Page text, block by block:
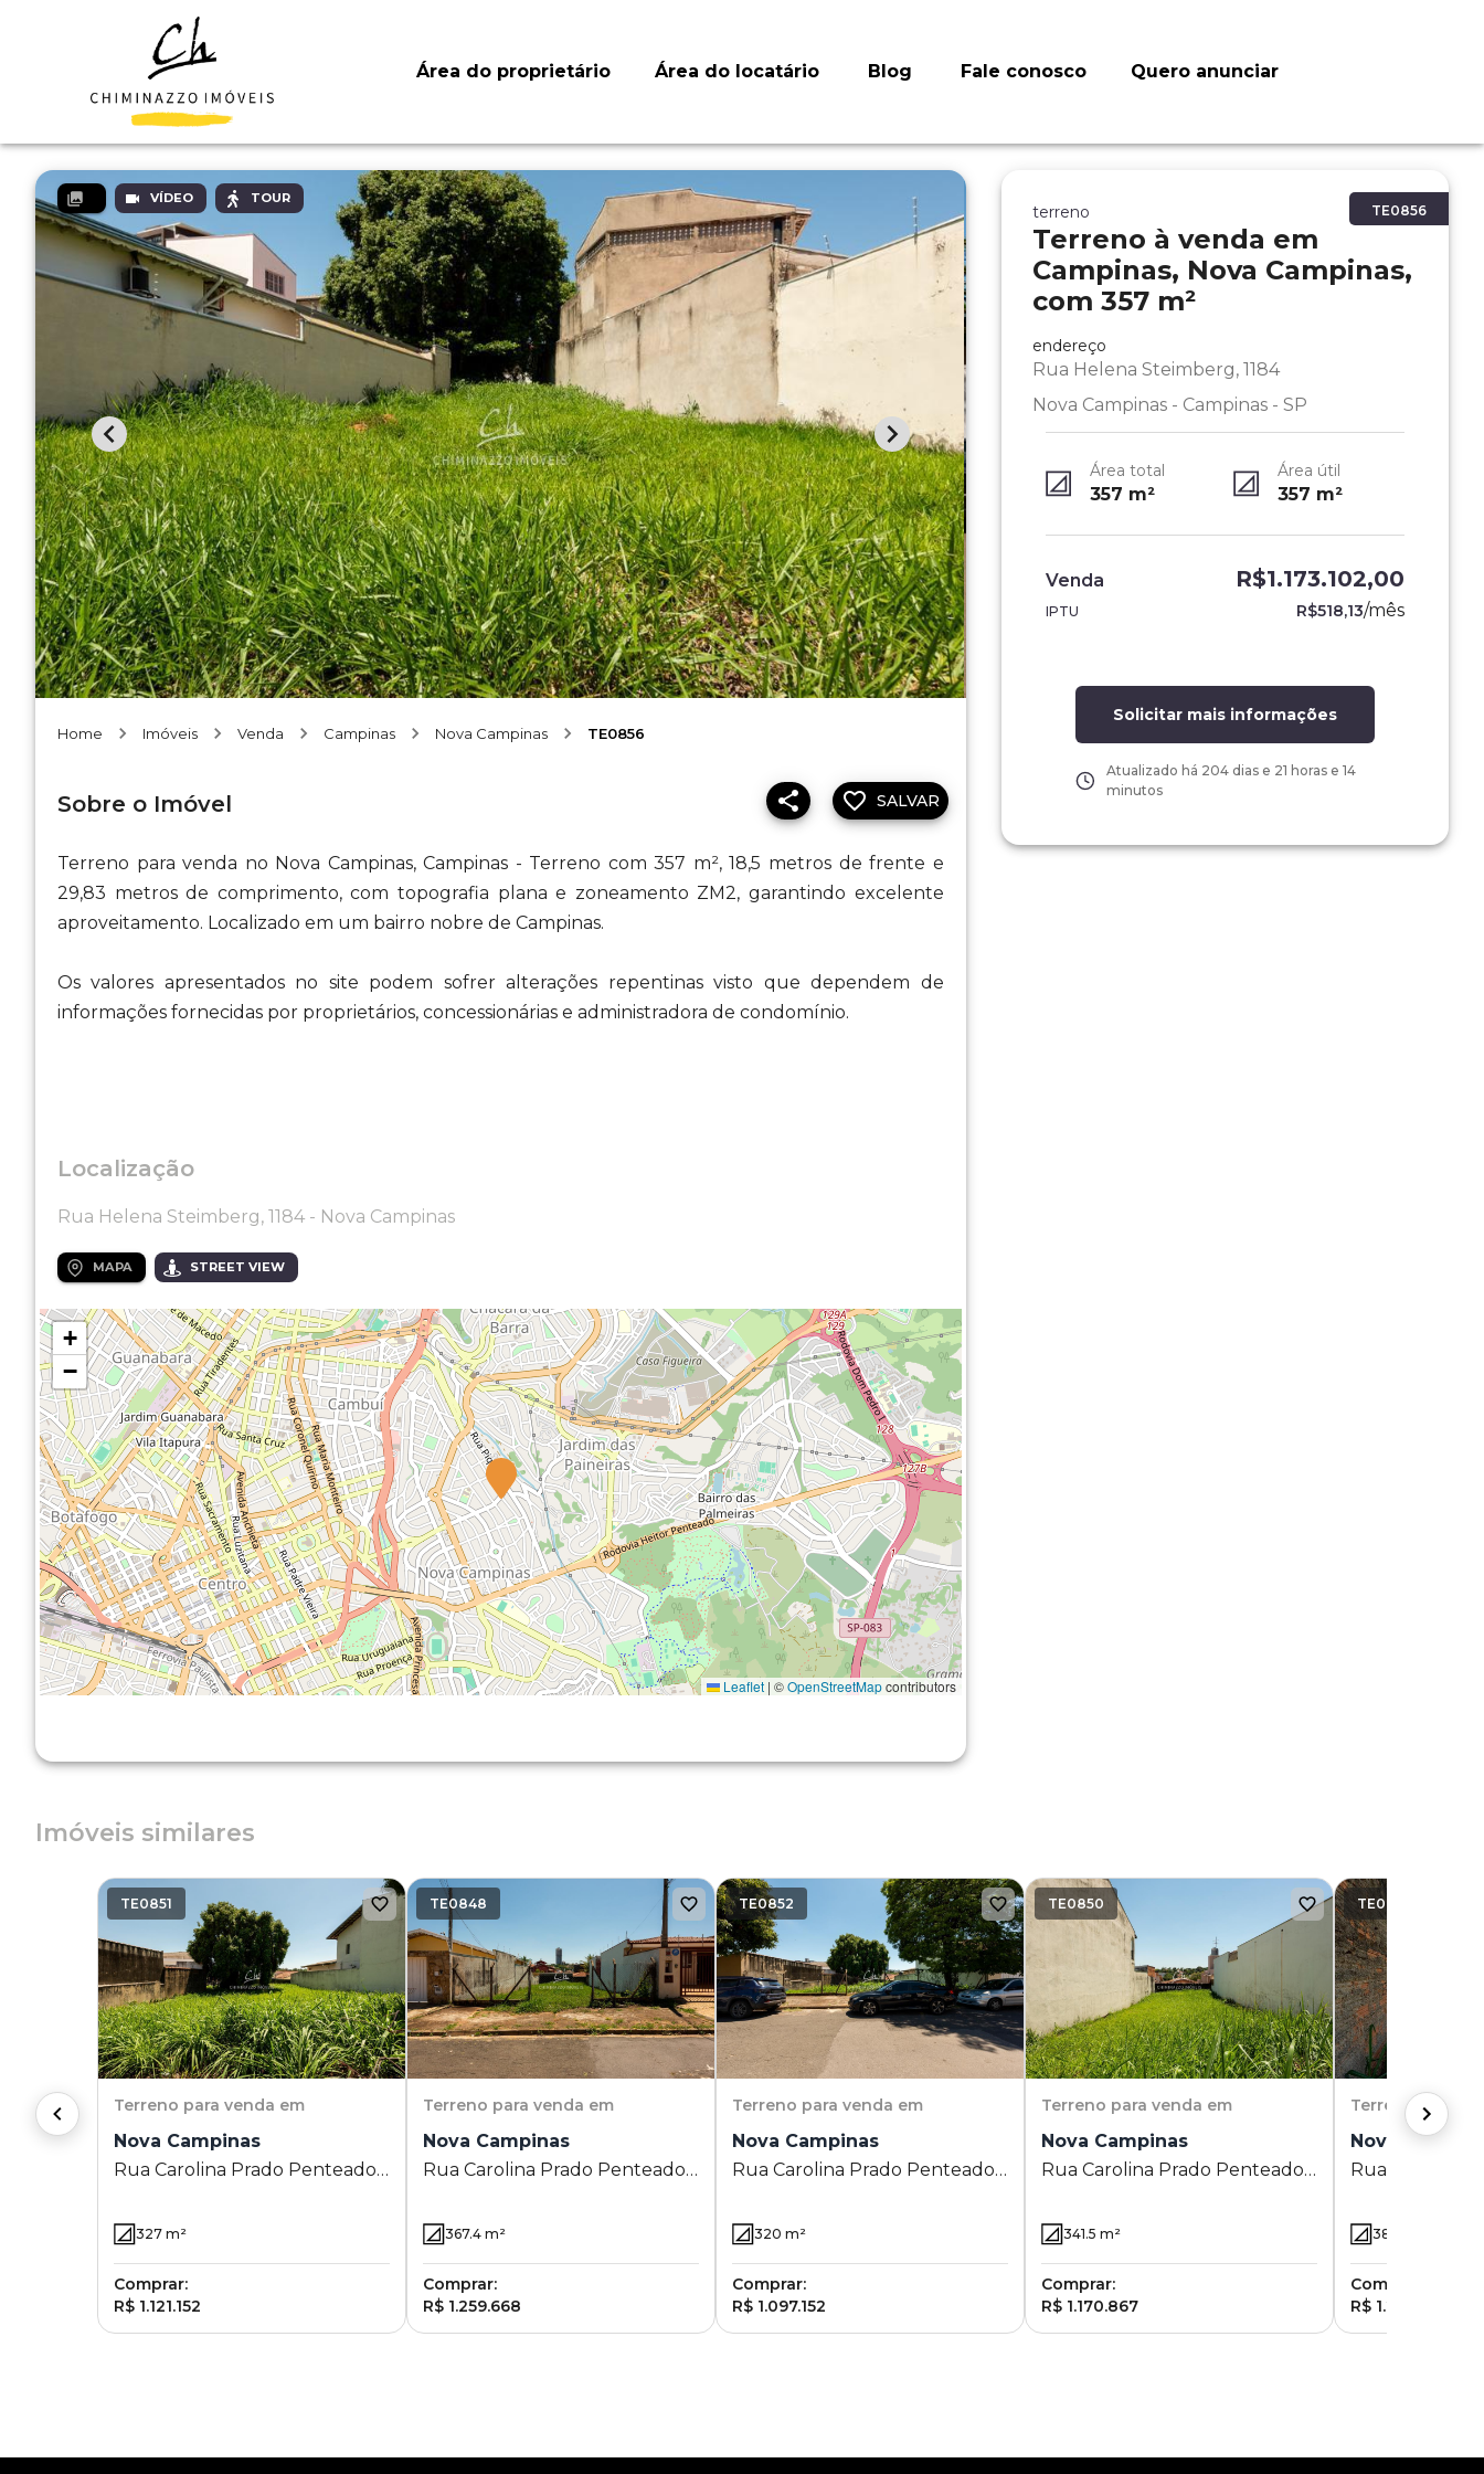
Área do proprietário Área do locatário Blog Fale conosco Quero anunciar
VÍDEO TOUR
Home Imóveis Venda Campinas Nova Campinas TE0856
Sobre o Imóvel
Terreno para venda no Nova Campinas, Campinas - Terreno com 357 m², 18,5 metros de frente e
29,83 metros de comprimento, com topografia plana e zoneamento ZM2, garantindo excelente
aproveitamento. Localizado em um bairro nobre de Campinas.
Os valores apresentados no site podem sofrer alterações repentinas visto que dependem de
informações fornecidas por proprietários, concessionárias e administradora de condomínio.
SALVAR
Localização
Rua Helena Steimberg, 1184 - Nova Campinas
MAPA STREET VIEW
+
−
Leaflet | ©OpenStreetMapcontributors
TE0856
terreno
Terreno à venda em
Campinas, Nova Campinas,
com 357 m²
endereço
Rua Helena Steimberg, 1184
Nova Campinas - Campinas - SP
Área total
357 m²
Área útil
357 m²
Venda R$1.173.102,00
IPTU R$518,13/mês
Solicitar mais informações
Atualizado há 204 dias e 21 horas e 14
minutos
Imóveis similares
TE0851
Terreno para venda em
Nova Campinas
Rua Carolina Prado Penteado
Campinas - SP
327 m²
Comprar:
R$ 1.121.152
TE0848
Terreno para venda em
Nova Campinas
Rua Carolina Prado Penteado
Campinas - SP
367.4 m²
Comprar:
R$ 1.259.668
TE0852
Terreno para venda em
Nova Campinas
Rua Carolina Prado Penteado
Campinas - SP
320 m²
Comprar:
R$ 1.097.152
TE0850
Terreno para venda em
Nova Campinas
Rua Carolina Prado Penteado
Campinas - SP
341.5 m²
Comprar:
R$ 1.170.867
TE0855
Terreno para
Nova
Rua Doutor
Campinas - SP
380
Comprar:
R$ 1.248.680